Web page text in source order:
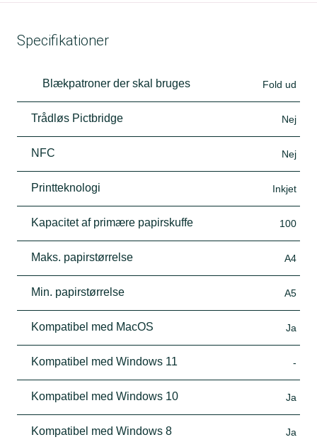
Specifikationer
Blækpatroner der skal bruges Fold ud
Trådløs Pictbridge Nej
NFC Nej
Printteknologi Inkjet
Kapacitet af primære papirskuffe 100
Maks. papirstørrelse A4
Min. papirstørrelse A5
Kompatibel med MacOS Ja
Kompatibel med Windows 11 -
Kompatibel med Windows 10 Ja
Kompatibel med Windows 8 Ja